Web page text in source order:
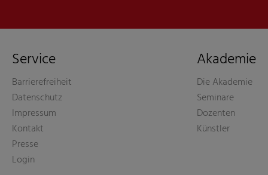
Service
Barrierefreiheit
Datenschutz
Impressum
Kontakt
Presse
Login
Akademie
Die Akademie
Seminare
Dozenten
Künstler